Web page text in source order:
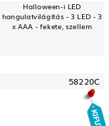
Halloween-i LED
hangulatvilágítás - 3 LED - 3
x AAA - fekete, szellem
58220C